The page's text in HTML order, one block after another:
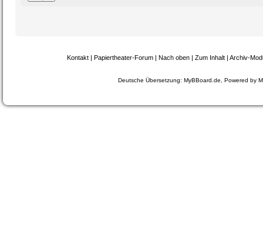
Kontakt | Papiertheater-Forum | Nach oben | Zum Inhalt | Archiv-
Deutsche Übersetzung: MyBBoard.de , Powered by